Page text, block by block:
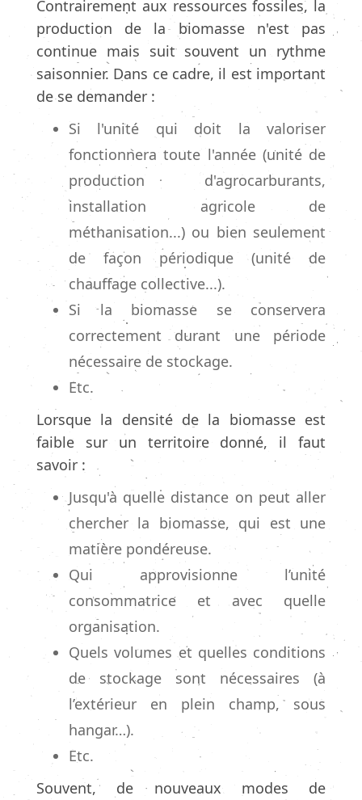
Contrairement aux ressources fossiles, la
production de la biomasse n'est pas
continue mais suit souvent un rythme
saisonnier. Dans ce cadre, il est important
de se demander :
Si l'unité qui doit la valoriser
fonctionnera toute l'année (unité de
production d'agrocarburants,
installation agricole de
méthanisation...) ou bien seulement
de façon périodique (unité de
chauffage collective...).
Si la biomasse se conservera
correctement durant une période
nécessaire de stockage.
Etc.
Lorsque la densité de la biomasse est
faible sur un territoire donné, il faut
savoir :
Jusqu'à quelle distance on peut aller
chercher la biomasse, qui est une
matière pondéreuse.
Qui approvisionne l’unité
consommatrice et avec quelle
organisation.
Quels volumes et quelles conditions
de stockage sont nécessaires (à
l’extérieur en plein champ, sous
hangar…).
Etc.
Souvent, de nouveaux modes de